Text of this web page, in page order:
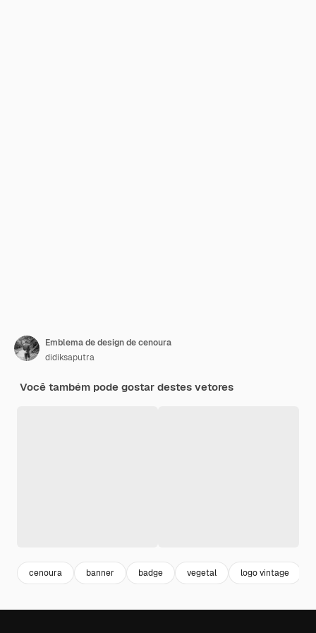
Emblema de design de cenoura
didiksaputra
Você também pode gostar destes vetores
cenoura banner badge vegetal logo vintage